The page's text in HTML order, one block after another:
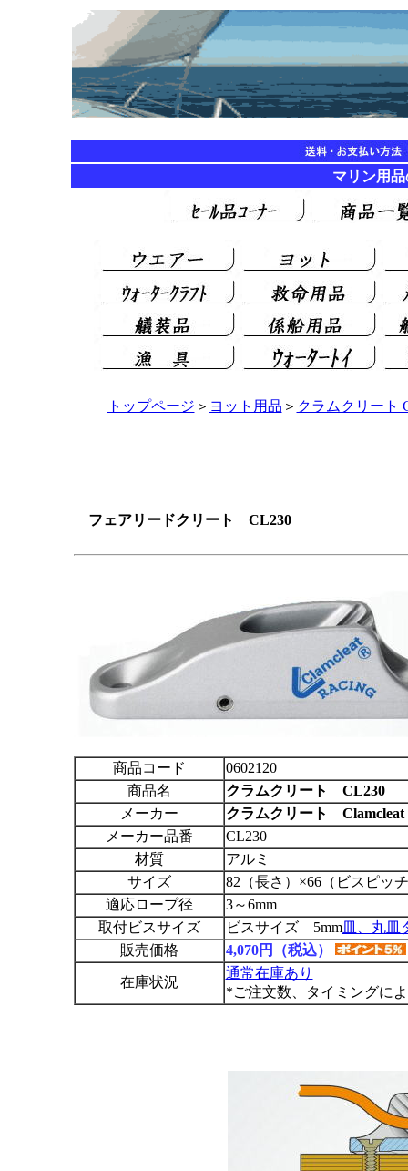
マリン用
トップページ ＞ ヨット用品 ＞ クラムクリート
フェアリードクリート CL230
商品コード
0602120
商品名
クラムクリート CL230
メーカー
クラムクリート Clamcleat
メーカー品番
CL230
材質
アルミ
サイズ
82（長さ）×66（ビスピッ
適応ロープ径
3～6mm
取付ビスサイズ
ビスサイズ 5mm皿、丸皿
販売価格
4,070円（税込）
在庫状況
通常在庫あり
*ご注文数、タイミングに